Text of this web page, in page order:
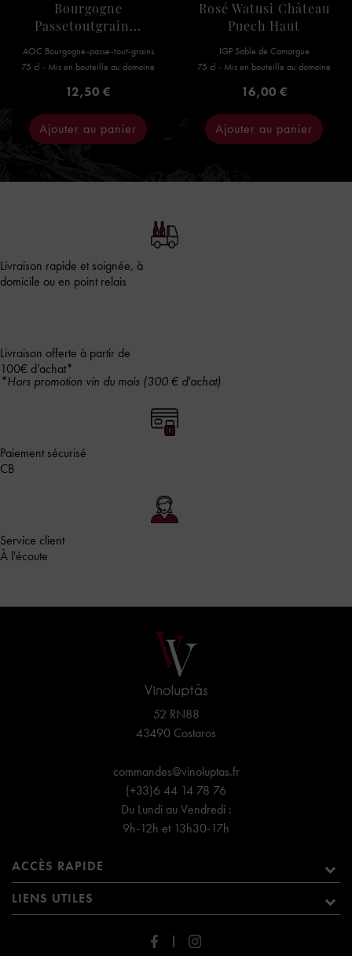
Bourgogne
Passetoutgrain...
AOC Bourgogne-passe-tout-grains
75 cl - Mis en bouteille au domaine
Prix
12,50 €
Ajouter au panier
Rosé Watusi Château
Puech Haut
IGP Sable de Camargue
75 cl - Mis en bouteille au domaine
Prix
16,00 €
Ajouter au panier
Livraison rapide et soignée, à
domicile ou en point relais
Livraison offerte à partir de
100€ d’achat*
*Hors promotion vin du mois (300 € d'achat)
Paiement sécurisé
CB
Service client
À l'écoute
52 RN88
43490 Costaros
commandes@vinoluptas.fr
(+33)6 44 14 78 76
Du Lundi au Vendredi :
9h-12h et 13h30-17h
ACCÈS RAPIDE
LIENS UTILES